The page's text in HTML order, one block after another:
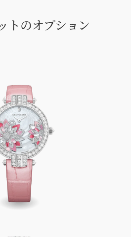
さい。
トのオプション